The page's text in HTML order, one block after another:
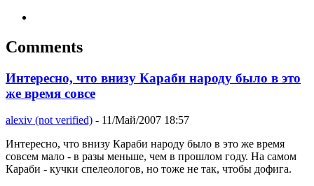
Comments
Интересно, что внизу Караби народу было в это
же время совсе
alexiv (not verified) - 11/Май/2007 18:57
Интересно, что внизу Караби народу было в это же время
совсем мало - в разы меньше, чем в прошлом году. На самом
Караби - кучки спелеологов, но тоже не так, чтобы дофига.